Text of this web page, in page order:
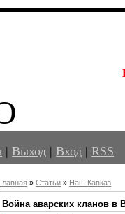
|Выход |Вход |RSS
Главная »Статьи » Наш Кавказ
Война аварских кланов в